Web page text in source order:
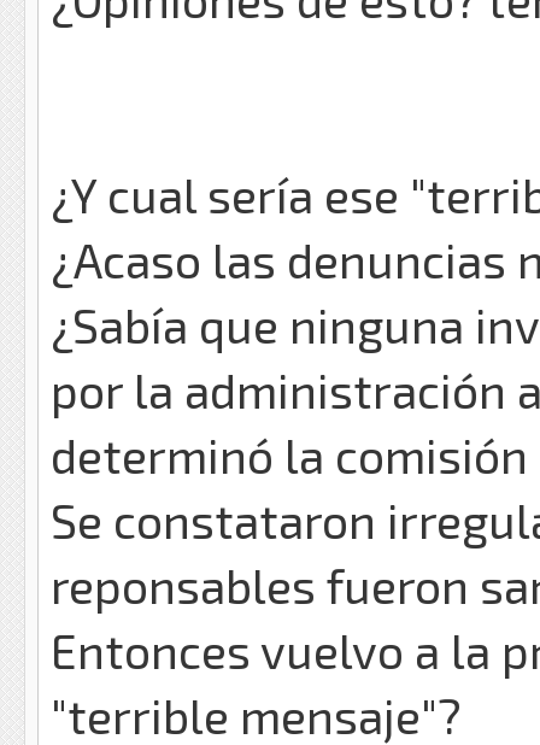
¿Y cual sería ese
¿Acaso las denuncias
¿Sabía que ninguna
por la administración
determinó la
Se constataron
reponsables fueron
Entonces vuelvo a la
"terrible mensaje"?